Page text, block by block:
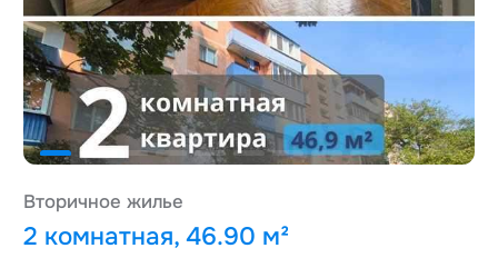
Вторичное жилье
2 комнатная, 46.90 м²